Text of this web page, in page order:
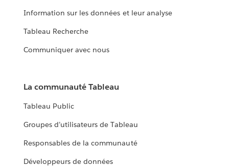
Information sur les données et leur analyse
Tableau Recherche
Communiquer avec nous
La communauté Tableau
Tableau Public
Groupes d’utilisateurs de Tableau
Responsables de la communauté
Développeurs de données